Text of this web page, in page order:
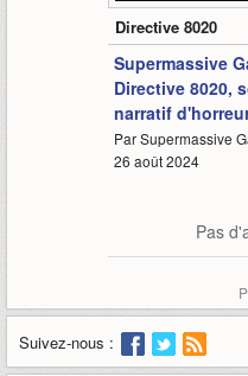
Directive 8020
Supermassive
Directive 8020,
narratif
Par Supermassive
26 août 2024
Pas
Suivez-nous :